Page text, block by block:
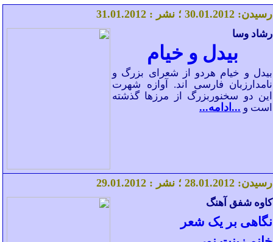
رسیدن: 30.01.2012 ؛ نشر : 31.01.2012
رشاد وسا
بیدل و خیام
بیدل و خیام هردو از شعرای بزرگ و
نامدارزبان فارسی اند. آوازه شهرت
این دو سخنوربزرگ از مرزها گذشته
است و ...ادامه...
رسیدن: 28.01.2012 ؛ نشر : 29.01.2012
کاوه شفق آهنگ
نگاهی بر یک شعر